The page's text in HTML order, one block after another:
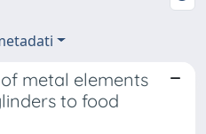
metal elements
to food